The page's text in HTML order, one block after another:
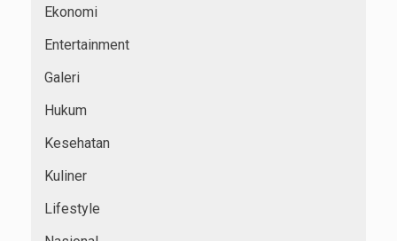
Ekonomi
Entertainment
Galeri
Hukum
Kesehatan
Kuliner
Lifestyle